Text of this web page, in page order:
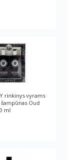
rinkinys vyrams
Oud
ml